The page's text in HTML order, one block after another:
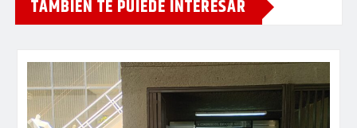
TAMBIEN TE PUIEDE INTERESAR